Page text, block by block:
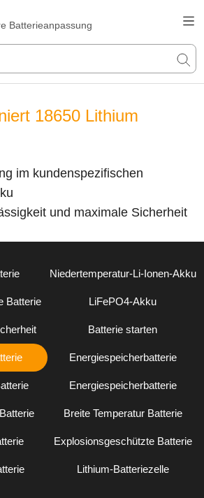
Batterieanpassung
18650 Lithium
im kundenspezifischen
und maximale Sicherheit
Niedertemperatur-Li-Ionen-Akku
Batterie LiFePO4-Akku
Batterie starten
Energiespeicherbatterie
Energiespeicherbatterie
Breite Temperatur Batterie
Explosionsgeschützte Batterie
Lithium-Batteriezelle